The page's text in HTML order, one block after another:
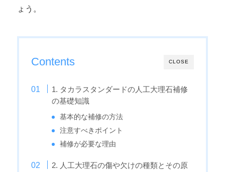
ょう。
CLOSE
Contents
1. タカラスタンダードの人工大理石補修
の基礎知識
基本的な補修の方法
注意すべきポイント
補修が必要な理由
2. 人工大理石の傷や欠けの種類とその原